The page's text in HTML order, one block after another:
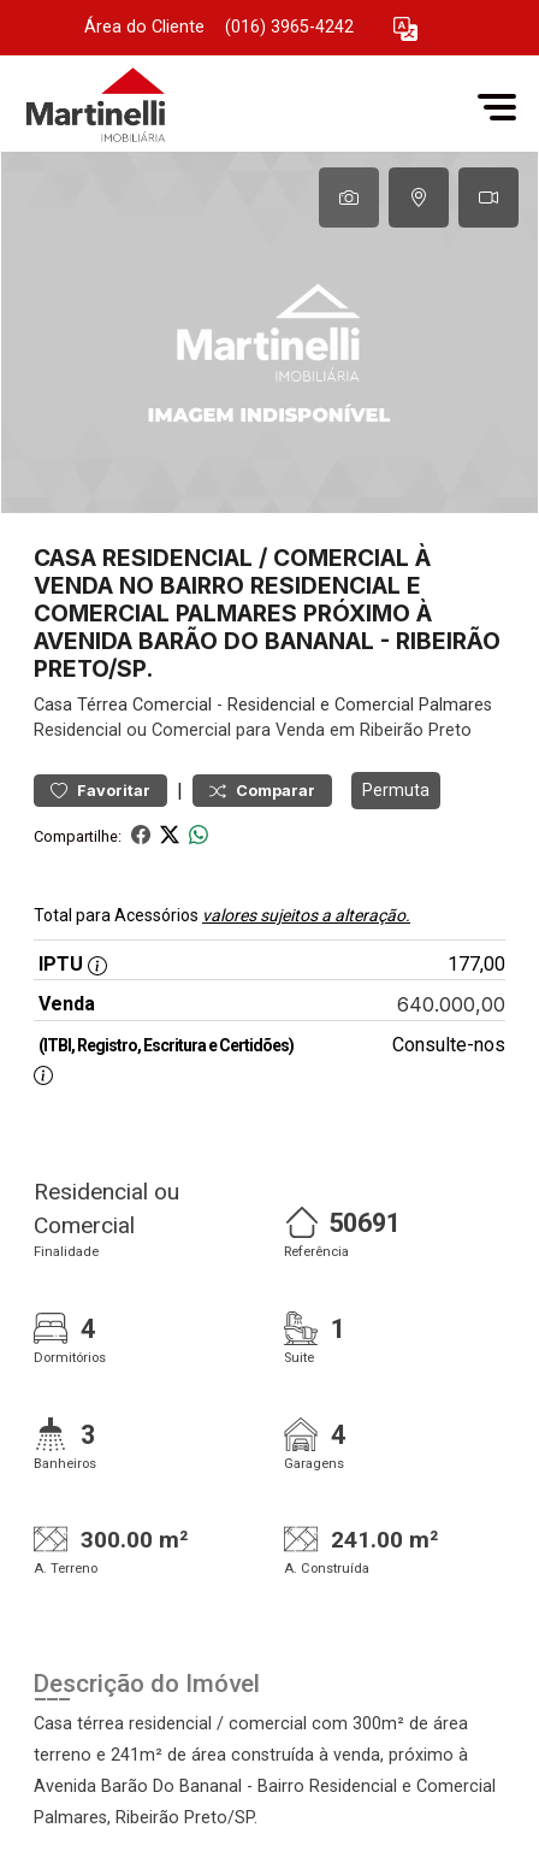
Área do Cliente (016) 3965-4242
CASA RESIDENCIAL / COMERCIAL À
VENDA NO BAIRRO RESIDENCIAL E
COMERCIAL PALMARES PRÓXIMO À
AVENIDA BARÃO DO BANANAL - RIBEIRÃO
PRETO/SP.
Casa Térrea Comercial - Residencial e Comercial Palmares
Residencial ou Comercial para Venda em Ribeirão Preto
Favoritar | Comparar Permuta
Compartilhe:
Total para Acessórios valores sujeitos a alteração.
IPTU
177,00
Venda
640.000,00
(ITBI, Registro, Escritura e Certidões) Consulte-nos
Residencial ou
Comercial
Finalidade
50691
Referência
4
Dormitórios
1
Suite
3
Banheiros
4
Garagens
300.00 m²
A. Terreno
241.00 m²
A. Construída
Descrição do Imóvel
Casa térrea residencial / comercial com 300m² de área
terreno e 241m² de área construída à venda, próximo à
Avenida Barão Do Bananal - Bairro Residencial e Comercial
Palmares, Ribeirão Preto/SP.